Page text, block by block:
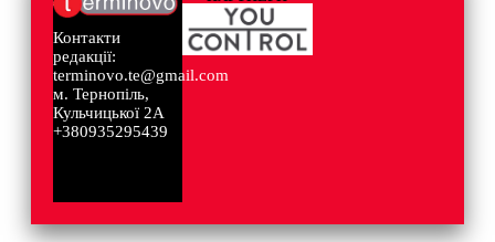
Контакти
редакції:
terminovo.te@gmail.com
м. Тернопіль,
Кульчицької 2А
+380935295439